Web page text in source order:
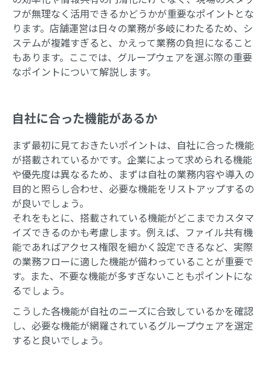
フが無理なく活用できるかどうかが重要なポイントとな
ります。店舗運営は日々の業務が多岐にわたるため、シ
ステムが複雑すぎると、かえって業務の負担になること
もあります。ここでは、グループウェアを選ぶ際の重要
なポイントについて解説します。
自社に合った機能があるか
まず最初に見ておきたいポイントは、自社に合った機能
が搭載されているかです。企業によって求められる機能
や優先度は異なるため、まずは自社の業務内容や導入の
目的と照らし合わせ、必要な機能をリストアップするの
が良いでしょう。
それをもとに、搭載されている機能がどこまでカスタマ
イズできるのかも考慮します。例えば、ファイル共有機
能であればアクセス権限を細かく設定できるなど、実際
の業務フローに適した機能が備わっていることが重要で
す。また、不要な機能が多すぎないこともポイントにな
るでしょう。
こうした各機能が自社のニーズに合致しているかを確認
し、必要な機能が網羅されているグループウェアを選定
すると良いでしょう。